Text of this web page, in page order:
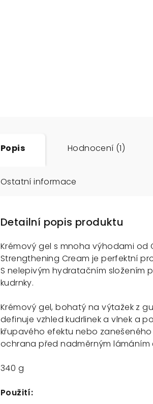
Popis Hodnocení (1)
Ostatní informace
Detailní popis produktu
Krémový gel s mnoha výhodami od
Strengthening Cream je perfektní
S nelepivým hydratačním složením
kudrnky.
Krémový gel, bohatý na výtažek z
definuje vzhled kudrlinek a vlnek a
křupavého efektu nebo
ochrana před nadměrným lámáním
340 g
Použití: